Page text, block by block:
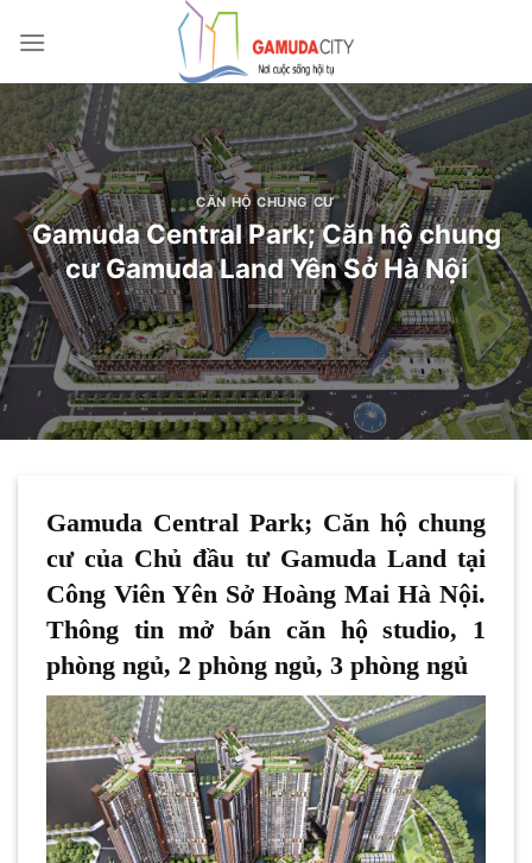
qua
dung
CĂN HỘ CHUNG CƯ
Gamuda Central Park; Căn hộ chung
cư Gamuda Land Yên Sở Hà Nội
Gamuda Central Park; Căn hộ chung
cư của Chủ đầu tư Gamuda Land tại
Công Viên Yên Sở Hoàng Mai Hà Nội.
Thông tin mở bán căn hộ studio, 1
phòng ngủ, 2 phòng ngủ, 3 phòng ngủ